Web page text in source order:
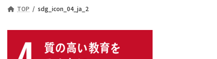
TOP sdg_icon_04_ja_2